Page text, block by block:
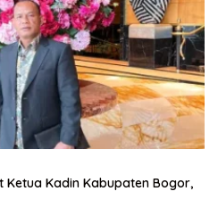
Ketua Kadin Kabupaten Bogor,